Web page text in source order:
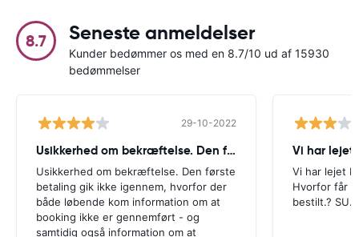
8.7 Seneste anmeldelser
Kunder bedømmer os med en 8.7/10 ud af 15930
bedømmelser
29-10-2022
Usikkerhed om bekræftelse. Den første
Usikkerhed om bekræftelse. Den første
betaling gik ikke igennem, hvorfor der
både løbende kom information om at
booking ikke er gennemført - og
samtidig også information om at
Vi har lejet
Vi har lejet
Hvorfor får
bestilt.? SU.